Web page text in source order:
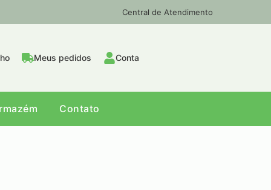
Central de Atendimento
Meus pedidos Conta
Contato